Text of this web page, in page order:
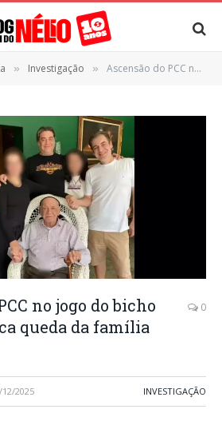
» Investigação » Ascensão do PCC no jogo do bicho em MS provoca queda da família Razuk
no jogo do bicho
queda da família
0
12/2025 INVESTIGAÇÃO